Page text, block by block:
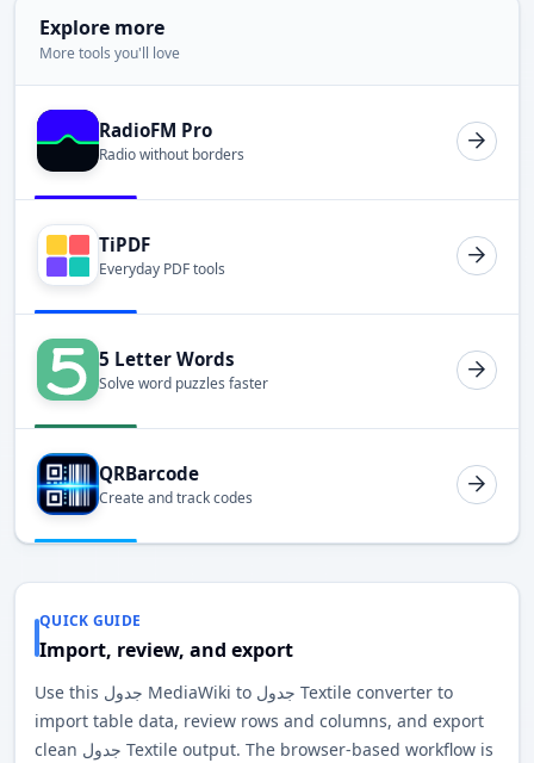
Explore more
More tools you'll love
RadioFM Pro
Radio without borders
TiPDF
Everyday PDF tools
5 Letter Words
Solve word puzzles faster
QRBarcode
Create and track codes
QUICK GUIDE
Import, review, and export
Use this جدول MediaWiki to جدول Textile converter to
import table data, review rows and columns, and export
clean جدول Textile output. The browser-based workflow is